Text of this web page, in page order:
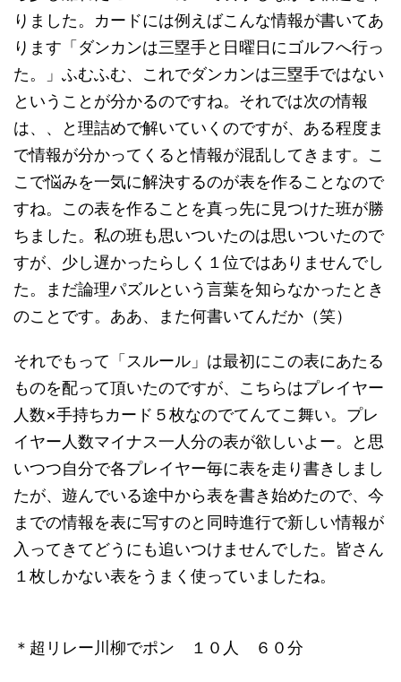
りました。カードには例えばこんな情報が書いてあ
ります「ダンカンは三塁手と日曜日にゴルフへ行っ
た。」ふむふむ、これでダンカンは三塁手ではない
ということが分かるのですね。それでは次の情報
は、、と理詰めで解いていくのですが、ある程度ま
で情報が分かってくると情報が混乱してきます。こ
こで悩みを一気に解決するのが表を作ることなので
すね。この表を作ることを真っ先に見つけた班が勝
ちました。私の班も思いついたのは思いついたので
すが、少し遅かったらしく１位ではありませんでし
た。まだ論理パズルという言葉を知らなかったとき
のことです。ああ、また何書いてんだか（笑）
それでもって「スルール」は最初にこの表にあたる
ものを配って頂いたのですが、こちらはプレイヤー
人数×手持ちカード５枚なのでてんてこ舞い。プレ
イヤー人数マイナス一人分の表が欲しいよー。と思
いつつ自分で各プレイヤー毎に表を走り書きしまし
たが、遊んでいる途中から表を書き始めたので、今
までの情報を表に写すのと同時進行で新しい情報が
入ってきてどうにも追いつけませんでした。皆さん
１枚しかない表をうまく使っていましたね。
＊超リレー川柳でポン １０人 ６０分